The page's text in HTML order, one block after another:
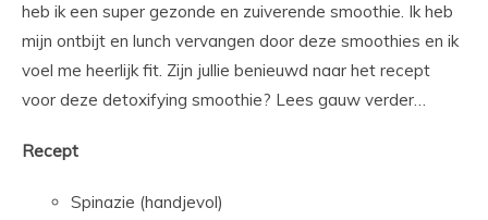
heb ik een super gezonde en zuiverende smoothie. Ik heb
mijn ontbijt en lunch vervangen door deze smoothies en ik
voel me heerlijk fit. Zijn jullie benieuwd naar het recept
voor deze detoxifying smoothie? Lees gauw verder…
Recept
Spinazie (handjevol)